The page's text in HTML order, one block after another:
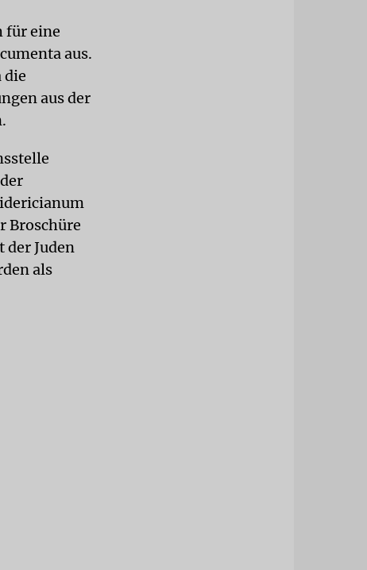
für eine
aus.
die
aus der
Broschüre
der Juden
als